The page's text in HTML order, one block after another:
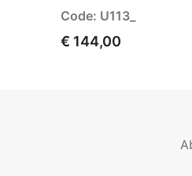
Code: U113_
€ 144,00